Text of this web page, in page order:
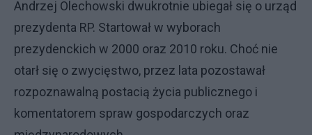
Andrzej Olechowski dwukrotnie ubiegał się o urząd
prezydenta RP. Startował w wyborach
prezydenckich w 2000 oraz 2010 roku. Choć nie
otarł się o zwycięstwo, przez lata pozostawał
rozpoznawalną postacią życia publicznego i
komentatorem spraw gospodarczych oraz